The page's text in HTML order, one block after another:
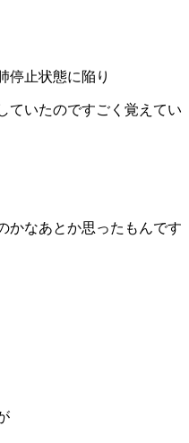
停止状態に陥り
ていたのですごく覚えてい
かなあとか思ったもんです